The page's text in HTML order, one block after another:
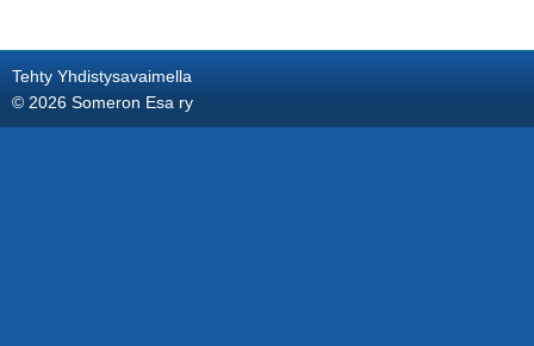
Tehty Yhdistysavaimella
© 2026 Someron Esa ry